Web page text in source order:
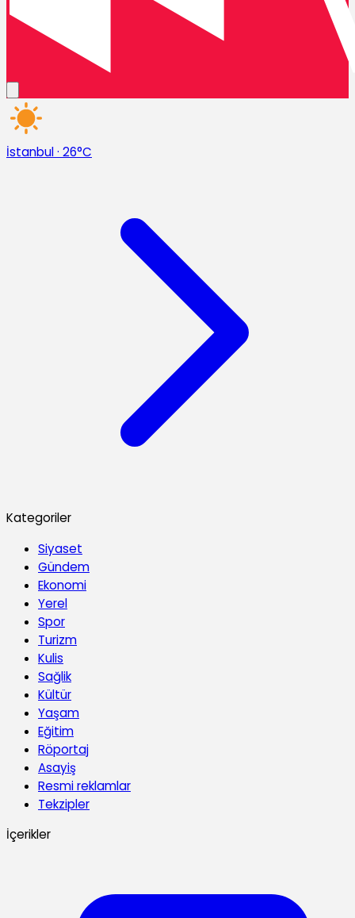
İstanbul· 26°C
Kategoriler
Siyaset
Gündem
Ekonomi
Yerel
Spor
Turizm
Kulis
Sağlik
Kültür
Yaşam
Eğitim
Röportaj
Asayiş
Resmi reklamlar
Tekzipler
İçerikler